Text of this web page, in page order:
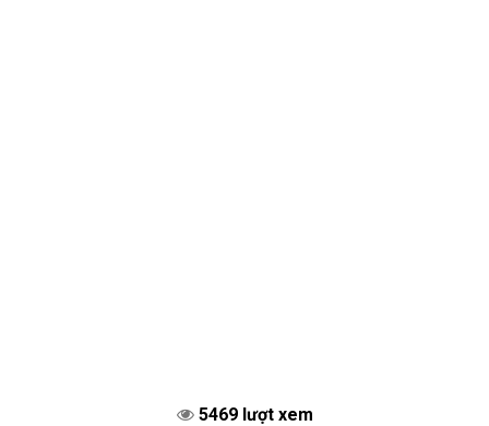
5469 lượt xem